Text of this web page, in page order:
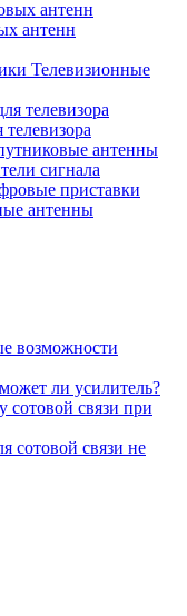
антенн
Телевизионные
антенны
сигнала
приставки
антенны
возможности
ли усилитель?
сотовой связи при
сотовой связи не